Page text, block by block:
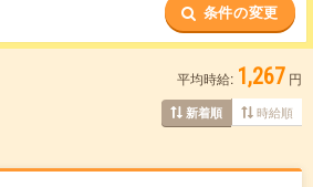
など近隣駅のお仕事もご確認いた
条件の変更
平均時給: 1,267 円
新着順 時給順